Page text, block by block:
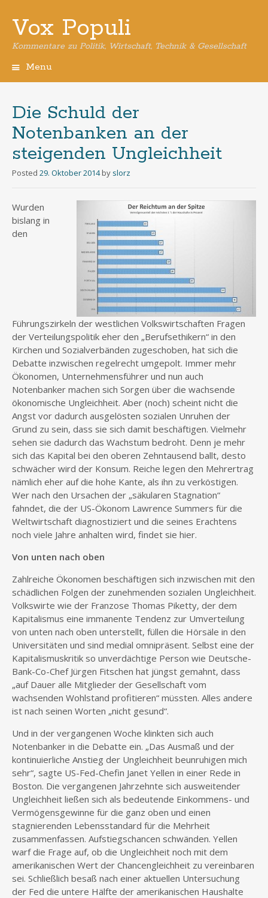
Vox Populi
Kommentare zu Politik, Wirtschaft, Technik & Gesellschaft
Menu
Die Schuld der
Notenbanken an der
steigenden Ungleichheit
Posted 29. Oktober 2014 by slorz
Wurden
bislang in
den
Führungszirkeln der westlichen Volkswirtschaften Fragen
der Verteilungspolitik eher den „Berufsethikern“ in den
Kirchen und Sozialverbänden zugeschoben, hat sich die
Debatte inzwischen regelrecht umgepolt. Immer mehr
Ökonomen, Unternehmensführer und nun auch
Notenbanker machen sich Sorgen über die wachsende
ökonomische Ungleichheit. Aber (noch) scheint nicht die
Angst vor dadurch ausgelösten sozialen Unruhen der
Grund zu sein, dass sie sich damit beschäftigen. Vielmehr
sehen sie dadurch das Wachstum bedroht. Denn je mehr
sich das Kapital bei den oberen Zehntausend ballt, desto
schwächer wird der Konsum. Reiche legen den Mehrertrag
nämlich eher auf die hohe Kante, als ihn zu verköstigen.
Wer nach den Ursachen der „säkularen Stagnation“
fahndet, die der US-Ökonom Lawrence Summers für die
Weltwirtschaft diagnostiziert und die seines Erachtens
noch viele Jahre anhalten wird, findet sie hier.
Von unten nach oben
Zahlreiche Ökonomen beschäftigen sich inzwischen mit den
schädlichen Folgen der zunehmenden sozialen Ungleichheit.
Volkswirte wie der Franzose Thomas Piketty, der dem
Kapitalismus eine immanente Tendenz zur Umverteilung
von unten nach oben unterstellt, füllen die Hörsäle in den
Universitäten und sind medial omnipräsent. Selbst eine der
Kapitalismuskritik so unverdächtige Person wie Deutsche-
Bank-Co-Chef Jürgen Fitschen hat jüngst gemahnt, dass
„auf Dauer alle Mitglieder der Gesellschaft vom
wachsenden Wohlstand profitieren“ müssten. Alles andere
ist nach seinen Worten „nicht gesund“.
Und in der vergangenen Woche klinkten sich auch
Notenbanker in die Debatte ein. „Das Ausmaß und der
kontinuierliche Anstieg der Ungleichheit beunruhigen mich
sehr“, sagte US-Fed-Chefin Janet Yellen in einer Rede in
Boston. Die vergangenen Jahrzehnte sich ausweitender
Ungleichheit ließen sich als bedeutende Einkommens- und
Vermögensgewinne für die ganz oben und einen
stagnierenden Lebensstandard für die Mehrheit
zusammenfassen. Aufstiegschancen schwänden. Yellen
warf die Frage auf, ob die Ungleichheit noch mit dem
amerikanischen Wert der Chancengleichheit zu vereinbaren
sei. Schließlich besaß nach einer aktuellen Untersuchung
der Fed die untere Hälfte der amerikanischen Haushalte